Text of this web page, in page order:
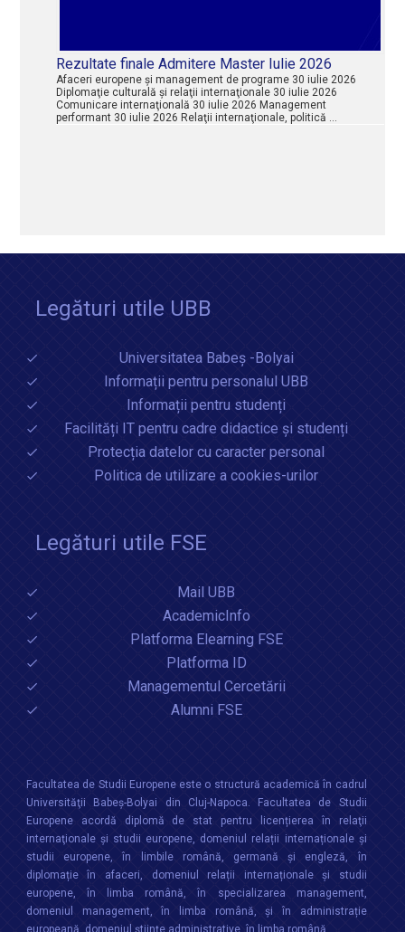
Rezultate finale Admitere Master Iulie 2026
Afaceri europene şi management de programe 30 iulie 2026
Diplomaţie culturală şi relaţii internaţionale 30 iulie 2026
Comunicare internaţională 30 iulie 2026 Management
performant 30 iulie 2026 Relaţii internaţionale, politică …
Legături utile UBB
Universitatea Babeș -Bolyai
Informații pentru personalul UBB
Informații pentru studenți
Facilități IT pentru cadre didactice și studenți
Protecția datelor cu caracter personal
Politica de utilizare a cookies-urilor
Legături utile FSE
Mail UBB
AcademicInfo
Platforma Elearning FSE
Platforma ID
Managementul Cercetării
Alumni FSE
Facultatea de Studii Europene este o structură academică în cadrul
Universităţii Babeș-Bolyai din Cluj-Napoca. Facultatea de Studii
Europene acordă diplomă de stat pentru licențierea în relaţii
internaţionale şi studii europene, domeniul relații internaționale şi
studii europene, în limbile română, germană și engleză, în
diplomație în afaceri, domeniul relații internaționale și studii
europene, în limba română, în specializarea management,
domeniul management, în limba română, și în administrație